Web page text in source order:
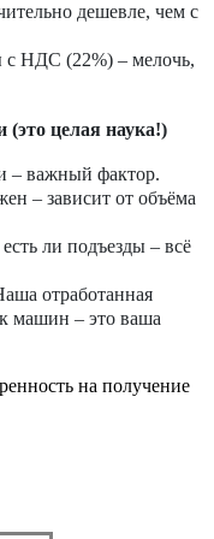
дешевле, чем с
с НДС (22%) – мелочь,
целая наука!)
– важный фактор.
– зависит от объёма
ли подъезды – всё
отработанная
машин – это ваша
на получение